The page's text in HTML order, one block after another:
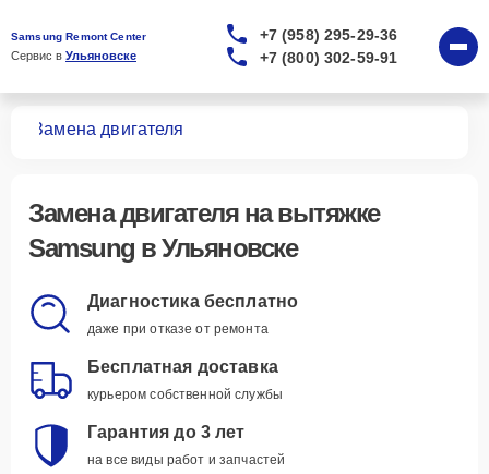
Samsung Remont Center
Сервис в Ульяновске
+7 (958) 295-29-36
+7 (800) 302-59-91
Замена двигателя
Замена двигателяна вытяжке
Samsung в Ульяновске
Диагностика бесплатно
даже при отказе от ремонта
Бесплатная доставка
курьером собственной службы
Гарантия до 3 лет
на все виды работ и запчастей